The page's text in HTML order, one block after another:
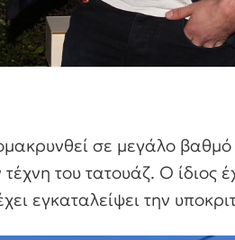
σε μεγάλο
του τατουάζ. Ο ίδιος
εγκαταλείψει την